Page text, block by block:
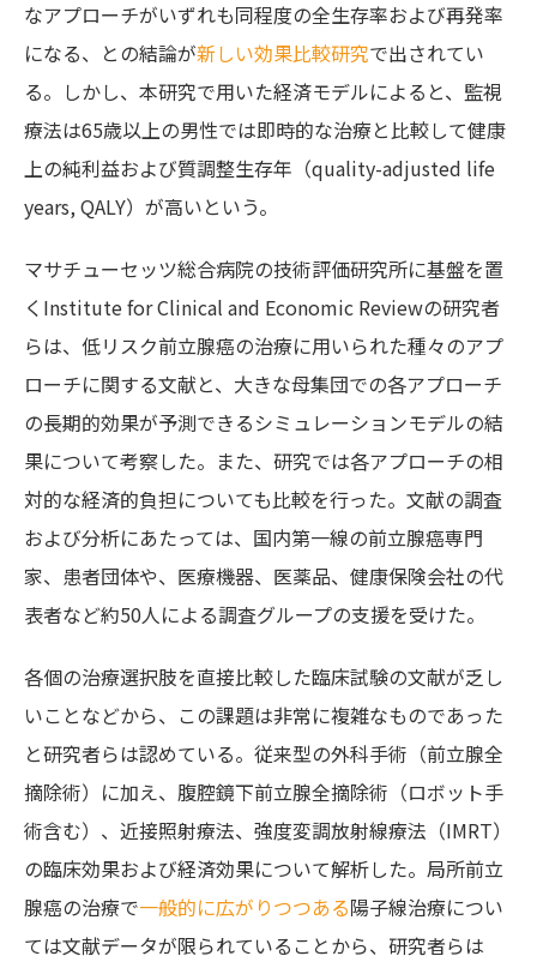
なアプローチがいずれも同程度の全生存率および再発率
になる、との結論が新しい効果比較研究で出されてい
る。しかし、本研究で用いた経済モデルによると、監視
療法は65歳以上の男性では即時的な治療と比較して健康
上の純利益および質調整生存年（quality-adjusted life
years, QALY）が高いという。
マサチューセッツ総合病院の技術評価研究所に基盤を置
くInstitute for Clinical and Economic Reviewの研究者
らは、低リスク前立腺癌の治療に用いられた種々のアプ
ローチに関する文献と、大きな母集団での各アプローチ
の長期的効果が予測できるシミュレーションモデルの結
果について考察した。また、研究では各アプローチの相
対的な経済的負担についても比較を行った。文献の調査
および分析にあたっては、国内第一線の前立腺癌専門
家、患者団体や、医療機器、医薬品、健康保険会社の代
表者など約50人による調査グループの支援を受けた。
各個の治療選択肢を直接比較した臨床試験の文献が乏し
いことなどから、この課題は非常に複雑なものであった
と研究者らは認めている。従来型の外科手術（前立腺全
摘除術）に加え、腹腔鏡下前立腺全摘除術（ロボット手
術含む）、近接照射療法、強度変調放射線療法（IMRT）
の臨床効果および経済効果について解析した。局所前立
腺癌の治療で一般的に広がりつつある陽子線治療につい
ては文献データが限られていることから、研究者らは